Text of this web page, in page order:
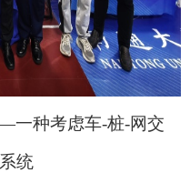
一种考虑车-桩-网交
统